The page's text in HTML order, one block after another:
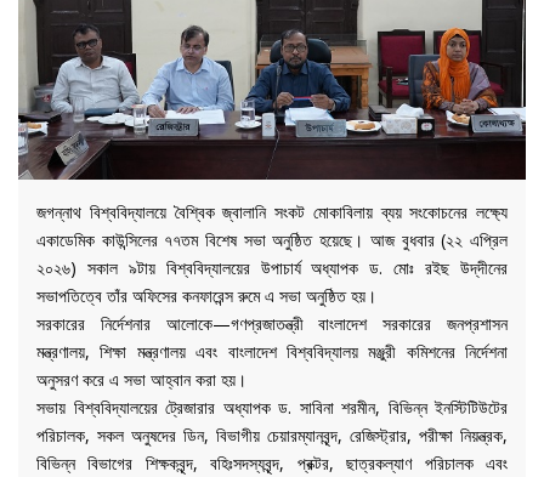
জগন্নাথ বিশ্ববিদ্যালয়ে বৈশ্বিক জ্বালানি সংকট মোকাবিলায় ব্যয় সংকোচনের লক্ষ্যে
একাডেমিক কাউন্সিলের ৭৭তম বিশেষ সভা অনুষ্ঠিত হয়েছে। আজ বুধবার (২২ এপ্রিল
২০২৬) সকাল ৯টায় বিশ্ববিদ্যালয়ের উপাচার্য অধ্যাপক ড. মোঃ রইছ উদ্‌দীনের
সভাপতিত্বে তাঁর অফিসের কনফারেন্স রুমে এ সভা অনুষ্ঠিত হয়।
সরকারের নির্দেশনার আলোকে—গণপ্রজাতন্ত্রী বাংলাদেশ সরকারের জনপ্রশাসন
মন্ত্রণালয়, শিক্ষা মন্ত্রণালয় এবং বাংলাদেশ বিশ্ববিদ্যালয় মঞ্জুরী কমিশনের নির্দেশনা
অনুসরণ করে এ সভা আহ্বান করা হয়।
সভায় বিশ্ববিদ্যালয়ের ট্রেজারার অধ্যাপক ড. সাবিনা শরমীন, বিভিন্ন ইনস্টিটিউটের
পরিচালক, সকল অনুষদের ডিন, বিভাগীয় চেয়ারম্যানবৃন্দ, রেজিস্ট্রার, পরীক্ষা নিয়ন্ত্রক,
বিভিন্ন বিভাগের শিক্ষকবৃন্দ, বহিঃসদস্যবৃন্দ, প্রক্টর, ছাত্রকল্যাণ পরিচালক এবং